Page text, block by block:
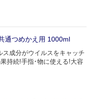
通つめかえ用 1000ml
成分がウイルスをキャッチ
持続!手指･物に使える!大容